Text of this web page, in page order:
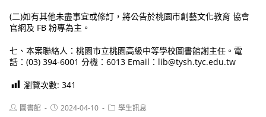
(二)如有其他未盡事宜或修訂，將公告於桃園市創藝文化教育 協會
官網及 FB 粉專為主。
七、本案聯絡人：桃園市立桃園高級中等學校圖書館謝主任。電
話：(03) 394-6001 分機：6013 Email：lib@tysh.tyc.edu.tw
瀏覽次數: 341
Post圖書館
Post2024-04-10
Post學生訊息